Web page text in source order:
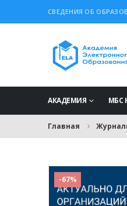
СВЕДЕНИЯ ОБ
АКАДЕМИЯ МБС
Главная
-67%